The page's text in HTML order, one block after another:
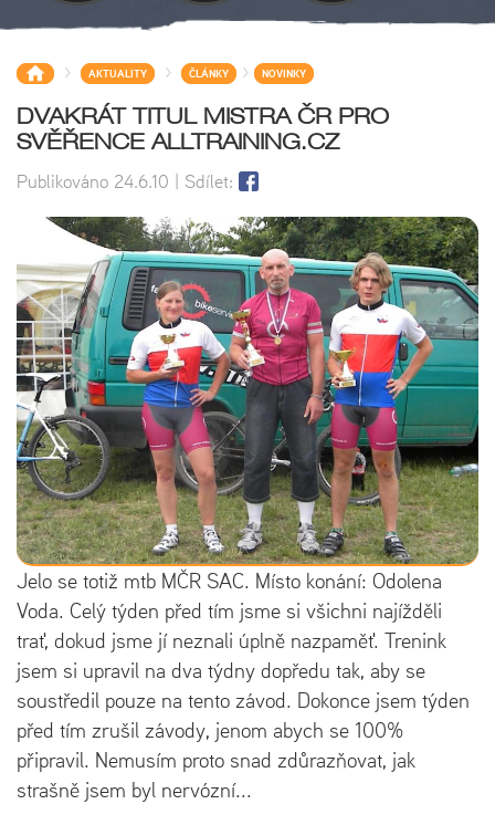
> AKTUALITY > ČLÁNKY > NOVINKY
DVAKRÁT TITUL MISTRA ČR PRO
SVĚŘENCE ALLTRAINING.CZ
Publikováno 24.6.10 | Sdílet:
Jelo se totiž mtb MČR SAC. Místo konání: Odolena
Voda. Celý týden před tím jsme si všichni najížděli
trať, dokud jsme jí neznali úplně nazpaměť. Trenink
jsem si upravil na dva týdny dopředu tak, aby se
soustředil pouze na tento závod. Dokonce jsem týden
před tím zrušil závody, jenom abych se 100%
připravil. Nemusím proto snad zdůrazňovat, jak
strašně jsem byl nervózní...